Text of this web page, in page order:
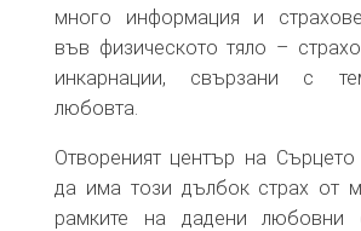
много информация и
във физическото тяло –
инкарнации, свързани с
любовта.
Отвореният център на
да има този дълбок страх от
рамките на дадени любовни